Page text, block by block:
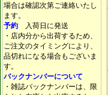
場合は確認次第ご連絡いたし
ます。
予約 入荷日に発送
・店内分から出荷するため、
ご注文のタイミングにより、
品切れになる場合もございま
す。
バックナンバーについて
・雑誌バックナンバーは、限